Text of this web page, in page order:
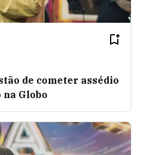
de cometer assédio
Globo